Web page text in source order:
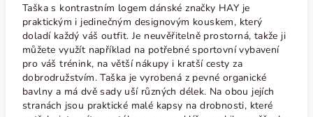
Taška s kontrastním logem dánské značky HAY je
praktickým i jedinečným designovým kouskem, který
doladí každý váš outfit. Je neuvěřitelně prostorná, takže ji
můžete využít například na potřebné sportovní vybavení
pro váš trénink, na větší nákupy i kratší cesty za
dobrodružstvím. Taška je vyrobená z pevné organické
bavlny a má dvě sady uší různých délek. Na obou jejích
stranách jsou praktické malé kapsy na drobnosti, které